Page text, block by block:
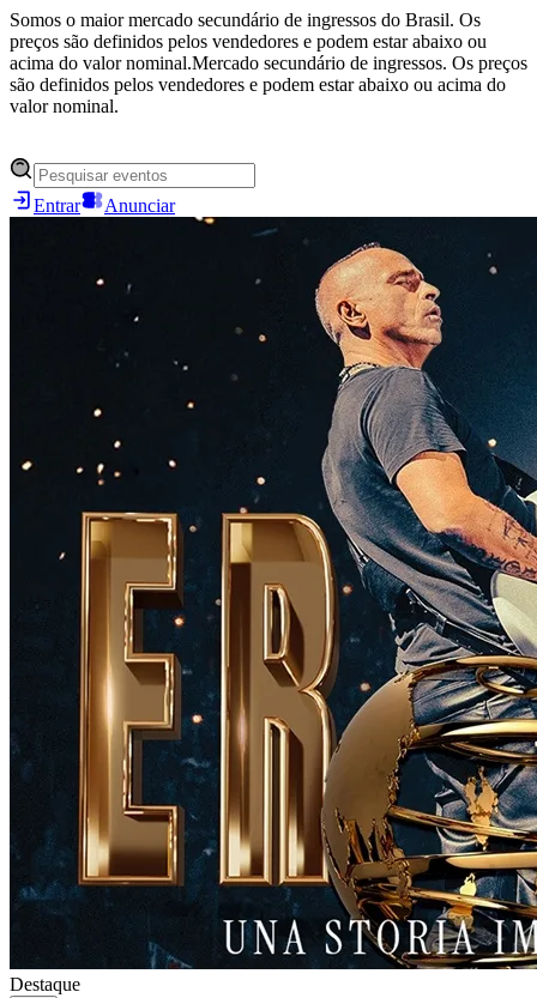
Somos o maior mercado secundário de ingressos do Brasil. Os
preços são definidos pelos vendedores e podem estar abaixo ou
acima do valor nominal.Mercado secundário de ingressos. Os preços
são definidos pelos vendedores e podem estar abaixo ou acima do
valor nominal.
Entrar Anunciar
Destaque